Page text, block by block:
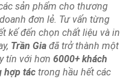
sản phẩm cho thương
đơn lẻ. Tư vấn từng
kế đến chọn chất liệu và in
Trần Gia đã trở thành một
tín với hơn 6000+ khách
hợp tác trong hầu hết các